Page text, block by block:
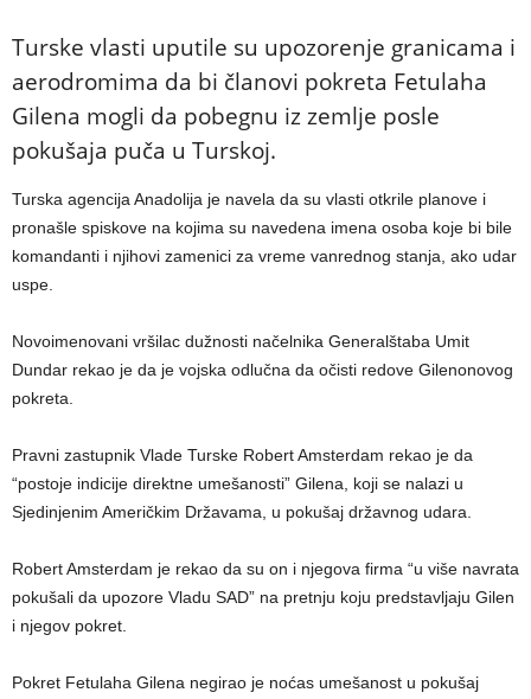
Turske vlasti uputile su upozorenje granicama i
aerodromima da bi članovi pokreta Fetulaha
Gilena mogli da pobegnu iz zemlje posle
pokušaja puča u Turskoj.
Turska agencija Anadolija je navela da su vlasti otkrile planove i
pronašle spiskove na kojima su navedena imena osoba koje bi bile
komandanti i njihovi zamenici za vreme vanrednog stanja, ako udar
uspe.
Novoimenovani vršilac dužnosti načelnika Generalštaba Umit
Dundar rekao je da je vojska odlučna da očisti redove Gilenonovog
pokreta.
Pravni zastupnik Vlade Turske Robert Amsterdam rekao je da
“postoje indicije direktne umešanosti” Gilena, koji se nalazi u
Sjedinjenim Američkim Državama, u pokušaj državnog udara.
Robert Amsterdam je rekao da su on i njegova firma “u više navrata
pokušali da upozore Vladu SAD” na pretnju koju predstavljaju Gilen
i njegov pokret.
Pokret Fetulaha Gilena negirao je noćas umešanost u pokušaj